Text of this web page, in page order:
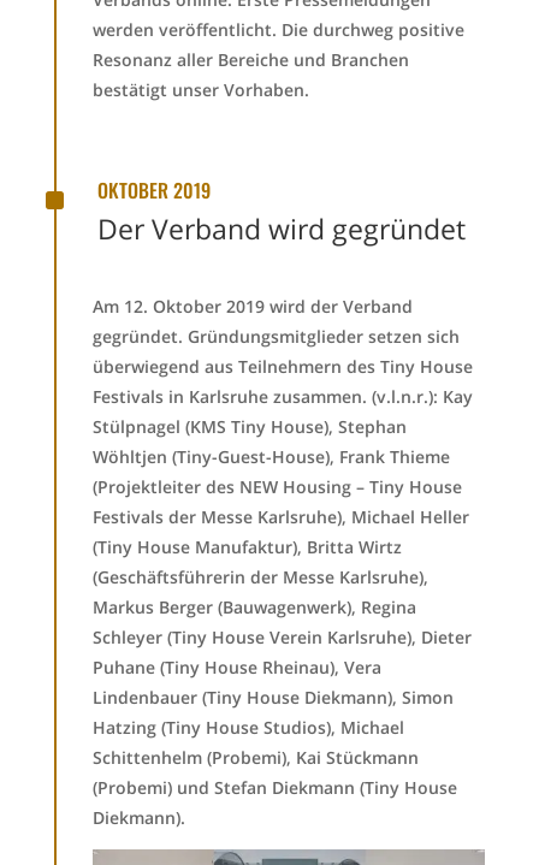
werden veröffentlicht. Die durchweg positive
Resonanz aller Bereiche und Branchen
bestätigt unser Vorhaben.
^ OKTOBER 2019
Der Verband wird gegründet
Am 12. Oktober 2019 wird der Verband
gegründet. Gründungsmitglieder setzen sich
überwiegend aus Teilnehmern des Tiny House
Festivals in Karlsruhe zusammen. (v.l.n.r.): Kay
Stülpnagel (KMS Tiny House), Stephan
Wöhltjen (Tiny-Guest-House), Frank Thieme
(Projektleiter des NEW Housing – Tiny House
Festivals der Messe Karlsruhe), Michael Heller
(Tiny House Manufaktur), Britta Wirtz
(Geschäftsführerin der Messe Karlsruhe),
Markus Berger (Bauwagenwerk), Regina
Schleyer (Tiny House Verein Karlsruhe), Dieter
Puhane (Tiny House Rheinau), Vera
Lindenbauer (Tiny House Diekmann), Simon
Hatzing (Tiny House Studios), Michael
Schittenhelm (Probemi), Kai Stückmann
(Probemi) und Stefan Diekmann (Tiny House
Diekmann).